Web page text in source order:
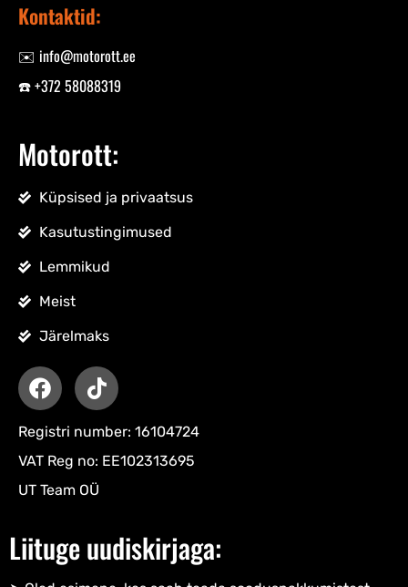
Kontaktid:
✉️ info@motorott.ee
☎️ +372 58088319
Motorott:
Küpsised ja privaatsus
Kasutustingimused
Lemmikud
Meist
Järelmaks
Registri number: 16104724
VAT Reg no: EE102313695
UT Team OÜ
Liituge uudiskirjaga: